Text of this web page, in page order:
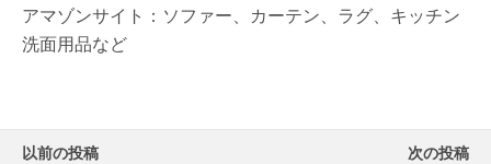
アマゾンサイト：ソファー、カーテン、ラグ、キッチン
洗面用品など
以前の投稿 次の投稿